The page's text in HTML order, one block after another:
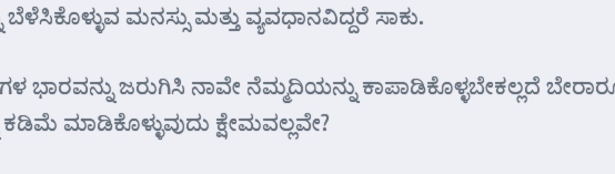
ಮನಸ್ಸು ಮತ್ತು ವ್ಯವಧಾನವಿದ್ದರೆ ಸಾಕು.
ಭಾರವನ್ನು ಜರುಗಿಸಿ ನಾವೇ ನೆಮ್ಮದಿಯನ್ನು ಕಾಪಾಡಿಕೊಳ್ಳಬೇಕಲ್ಲದೆ
ಮಾಡಿಕೊಳ್ಳುವುದು ಕ್ಷೇಮವಲ್ಲವೇ?